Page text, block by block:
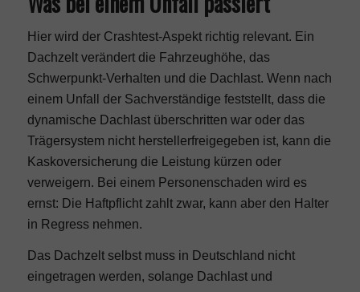
Hier wird der Crashtest-Aspekt richtig relevant. Ein
Dachzelt verändert die Fahrzeughöhe, das
Schwerpunkt-Verhalten und die Dachlast. Wenn nach
einem Unfall der Sachverständige feststellt, dass die
dynamische Dachlast überschritten war oder das
Trägersystem nicht herstellerfreigegeben ist, kann die
Kaskoversicherung die Leistung kürzen oder
verweigern. Bei einem Personenschaden wird es
ernst: Die Haftpflicht zahlt zwar, kann aber den Halter
in Regress nehmen.
Das Dachzelt selbst muss in Deutschland nicht
eingetragen werden, solange Dachlast und